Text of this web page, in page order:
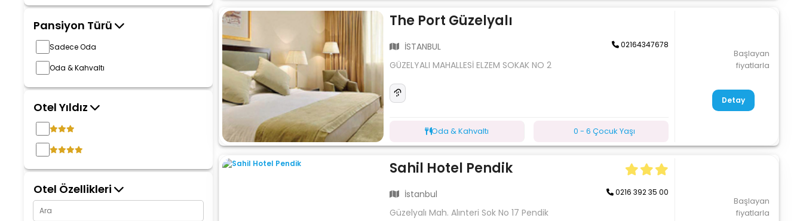
Pansiyon Türü
Sadece Oda
Oda & Kahvaltı
Otel Yıldız
Otel Özellikleri
The Port Güzelyalı
İSTANBUL 02164347678
GÜZELYALI MAHALLESİ ELZEM SOKAK NO 2
Oda & Kahvaltı 0 - 6 Çocuk Yaşı
Başlayan
fiyatlarla
Detay
Sahil Hotel Pendik
İstanbul 0216 392 35 00
Güzelyalı Mah. Alınteri Sok No 17 Pendik
Başlayan
fiyatlarla